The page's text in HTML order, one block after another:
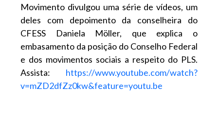
Movimento divulgou uma série de vídeos, um
deles com depoimento da conselheira do
CFESS Daniela Möller, que explica o
embasamento da posição do Conselho Federal
e dos movimentos sociais a respeito do PLS.
Assista: https://www.youtube.com/watch?
v=mZD2dfZz0kw&feature=youtu.be